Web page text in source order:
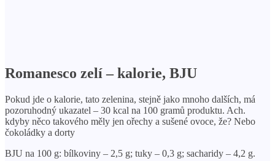
Romanesco zelí – kalorie, BJU
Pokud jde o kalorie, tato zelenina, stejně jako mnoho dalších, má
pozoruhodný ukazatel – 30 kcal na 100 gramů produktu. Ach.
kdyby něco takového měly jen ořechy a sušené ovoce, že? Nebo
čokoládky a dorty
BJU na 100 g: bílkoviny – 2,5 g; tuky – 0,3 g; sacharidy – 4,2 g.